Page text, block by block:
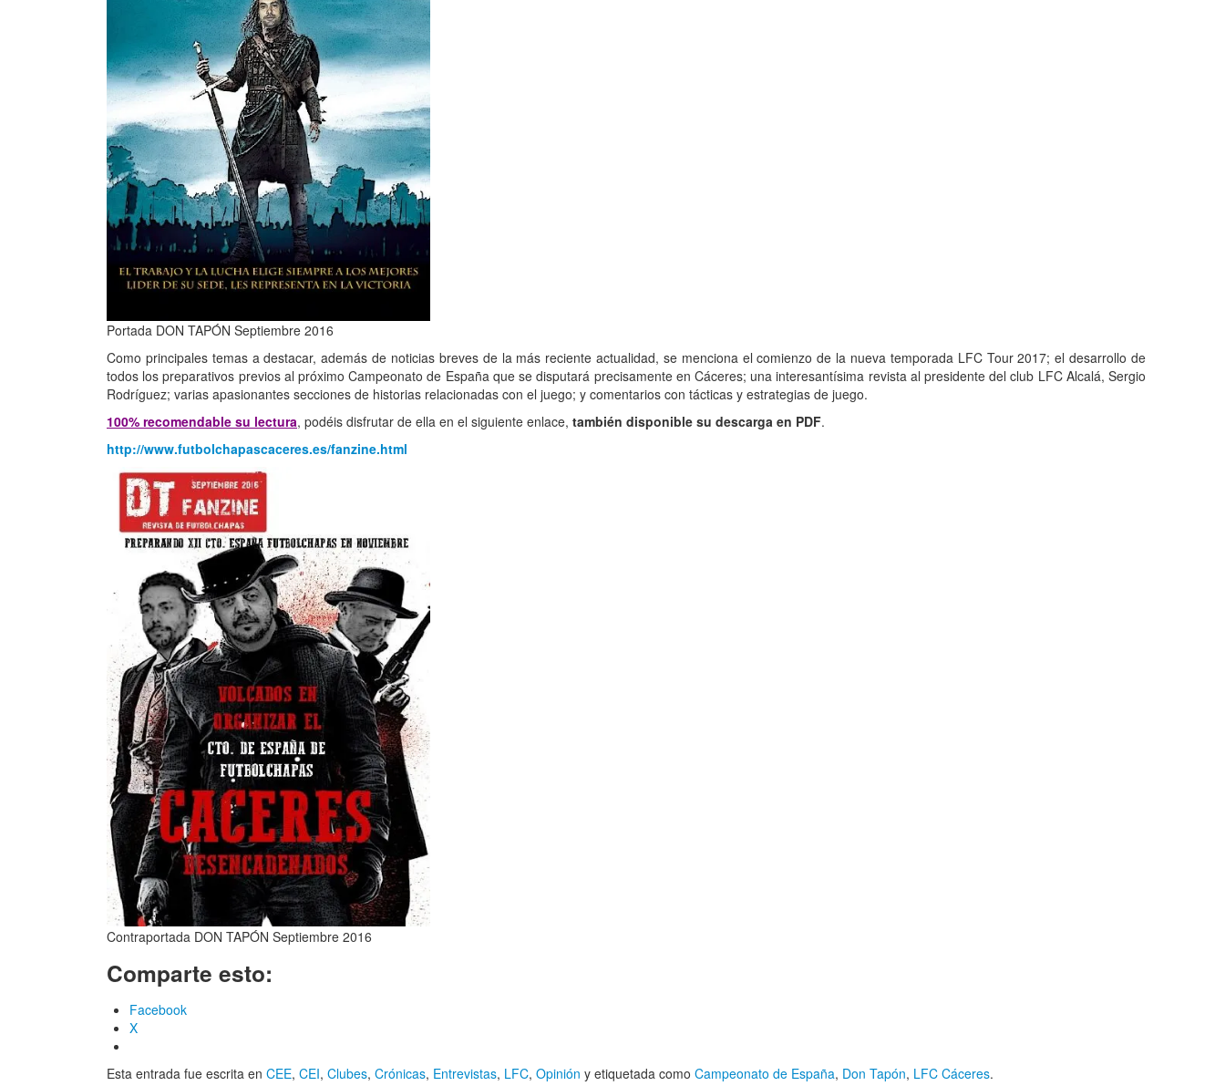
Portada DON TAPÓN Septiembre 2016
Como principales temas a destacar, además de noticias breves de la más reciente actualidad, se menciona el comienzo de la nueva temporada LFC Tour 2017; el desarrollo de
todos los preparativos previos al próximo Campeonato de España que se disputará precisamente en Cáceres; una interesantísima revista al presidente del club LFC Alcalá, Sergio
Rodríguez; varias apasionantes secciones de historias relacionadas con el juego; y comentarios con tácticas y estrategias de juego.
100% recomendable su lectura, podéis disfrutar de ella en el siguiente enlace, también disponible su descarga en PDF.
http://www.futbolchapascaceres.es/fanzine.html
Contraportada DON TAPÓN Septiembre 2016
Comparte esto:
Facebook
X
Esta entrada fue escrita en CEE, CEI, Clubes, Crónicas, Entrevistas, LFC, Opinión y etiquetada como Campeonato de España, Don Tapón, LFC Cáceres.